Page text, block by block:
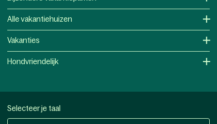
Alle vakantiehuizen
Vakanties
Hondvriendelijk
Selecteer je taal